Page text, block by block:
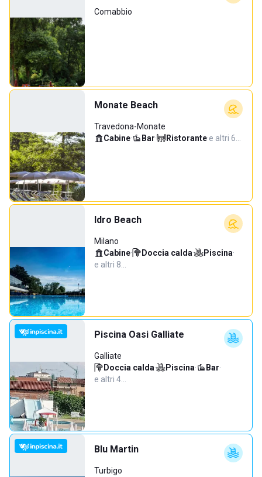
Comabbio
Monate Beach
Travedona-Monate
Cabine· Bar· Ristorante·e altri 6…
Idro Beach
Milano
Cabine· Doccia calda· Piscina·
e altri 8…
Piscina Oasi Galliate
Galliate
Doccia calda· Piscina· Bar·
e altri 4…
Blu Martin
Turbigo